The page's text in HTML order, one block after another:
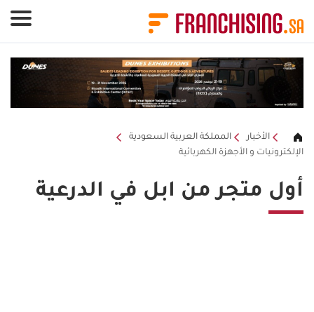
الأخبار
المملكة العربية السعودية
الإلكترونيات و الأجهزة الكهربائية
أول متجر من ابل في الدرعية
لوحة إدارة ملفات تعريف الارتباط